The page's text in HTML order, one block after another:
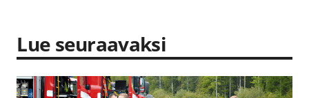
Lue seuraavaksi